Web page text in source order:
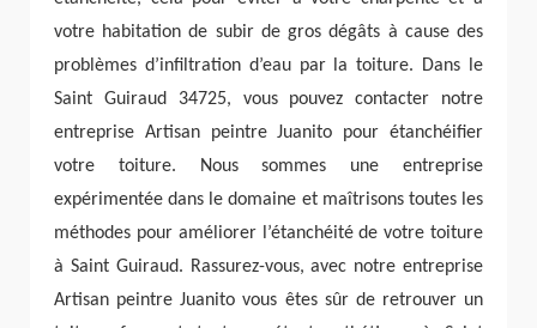
votre habitation de subir de gros dégâts à cause des
problèmes d’infiltration d’eau par la toiture. Dans le
Saint Guiraud 34725, vous pouvez contacter notre
entreprise Artisan peintre Juanito pour étanchéifier
votre toiture. Nous sommes une entreprise
expérimentée dans le domaine et maîtrisons toutes les
méthodes pour améliorer l’étanchéité de votre toiture
à Saint Guiraud. Rassurez-vous, avec notre entreprise
Artisan peintre Juanito vous êtes sûr de retrouver un